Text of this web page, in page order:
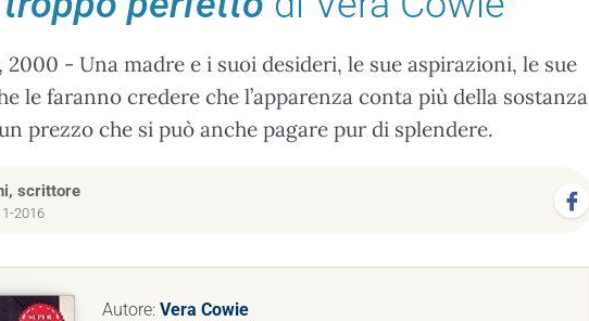
2000 - Una madre e i suoi desideri, le sue aspirazioni, le sue
le faranno credere che l’apparenza conta più della sostanza
prezzo che si può anche pagare pur di splendere.
scrittore
2016
Autore: Vera Cowie